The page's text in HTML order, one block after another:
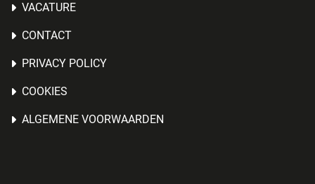
VACATURE
CONTACT
PRIVACY POLICY
COOKIES
ALGEMENE VOORWAARDEN